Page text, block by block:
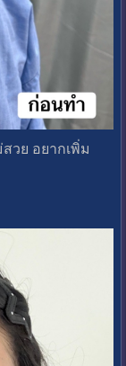
วย อยากเพิ่ม